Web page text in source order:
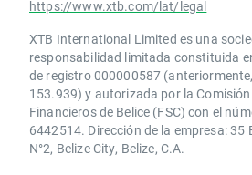
https://www.xtb.com/lat/legal
XTB International Limited es una
responsabilidad limitada constituida
de registro 000000587
153.939) y autorizada por la
Financieros de Belice (FSC) con el
6442514. Dirección de la empresa: 35
N°2, Belize City, Belize, C.A.